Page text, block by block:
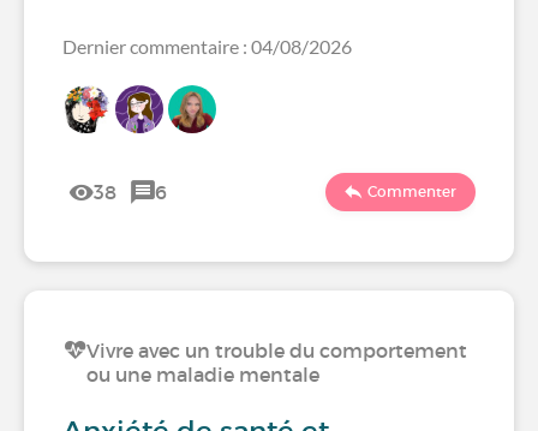
Dernier commentaire : 04/08/2026
38 6 Commenter
Vivre avec un trouble du comportement
ou une maladie mentale